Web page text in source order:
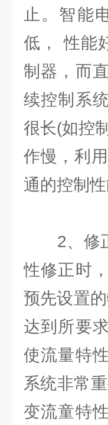
止。智能
低， 性能
制器，而
续控制系
很长(如控
作慢，利
通的控制性
2、修正
性修正时
预先设置
达到所要
使流量特
系统非常
变流童特